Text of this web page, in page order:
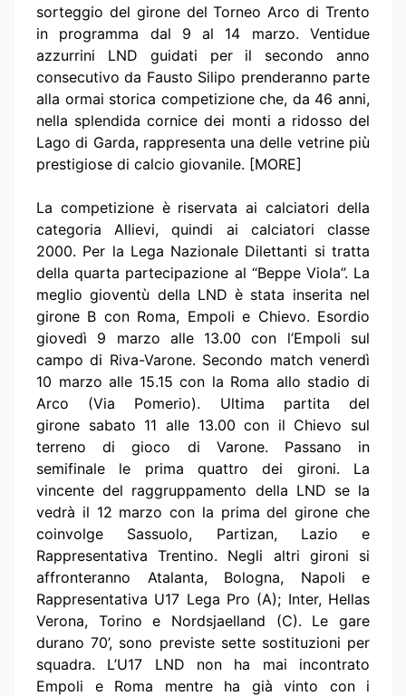
sorteggio del girone del Torneo Arco di Trento
in programma dal 9 al 14 marzo. Ventidue
azzurrini LND guidati per il secondo anno
consecutivo da Fausto Silipo prenderanno parte
alla ormai storica competizione che, da 46 anni,
nella splendida cornice dei monti a ridosso del
Lago di Garda, rappresenta una delle vetrine più
prestigiose di calcio giovanile. [MORE]
La competizione è riservata ai calciatori della
categoria Allievi, quindi ai calciatori classe
2000. Per la Lega Nazionale Dilettanti si tratta
della quarta partecipazione al “Beppe Viola”. La
meglio gioventù della LND è stata inserita nel
girone B con Roma, Empoli e Chievo. Esordio
giovedì 9 marzo alle 13.00 con l’Empoli sul
campo di Riva-Varone. Secondo match venerdì
10 marzo alle 15.15 con la Roma allo stadio di
Arco (Via Pomerio). Ultima partita del
girone sabato 11 alle 13.00 con il Chievo sul
terreno di gioco di Varone. Passano in
semifinale le prima quattro dei gironi. La
vincente del raggruppamento della LND se la
vedrà il 12 marzo con la prima del girone che
coinvolge Sassuolo, Partizan, Lazio e
Rappresentativa Trentino. Negli altri gironi si
affronteranno Atalanta, Bologna, Napoli e
Rappresentativa U17 Lega Pro (A); Inter, Hellas
Verona, Torino e Nordsjaelland (C). Le gare
durano 70’, sono previste sette sostituzioni per
squadra. L’U17 LND non ha mai incontrato
Empoli e Roma mentre ha già vinto con i